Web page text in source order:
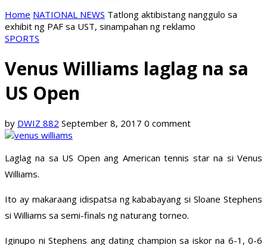
Home NATIONAL NEWS Tatlong aktibistang nanggulo sa
exhibit ng PAF sa UST, sinampahan ng reklamo
SPORTS
Venus Williams laglag na sa
US Open
by DWIZ 882 September 8, 2017 0 comment
Laglag na sa US Open ang American tennis star na si Venus
Williams.
Ito ay makaraang idispatsa ng kababayang si Sloane Stephens
si Williams sa semi-finals ng naturang torneo.
Iginupo ni Stephens ang dating champion sa iskor na 6-1, 0-6